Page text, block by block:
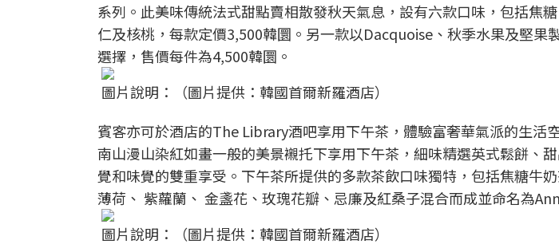
系列。此美味傳統法式甜點賣相散發秋天氣息，設有六款口味，包括焦
仁及核桃，每款定價3,500韓圜。另一款以Dacquoise、秋季水果及堅果
選擇，售價每件為4,500韓圜。
圖片說明：（圖片提供：韓國首爾新羅酒店）
賓客亦可於酒店的The Library酒吧享用下午茶，體驗富奢華氣派的生活
南山漫山染紅如畫一般的美景襯托下享用下午茶，細味精選英式鬆餅、
覺和味覺的雙重享受。下午茶所提供的多款茶飲口味獨特，包括焦糖牛
薄荷、 紫蘿蘭、 金盞花、玫瑰花瓣、忌廉及紅桑子混合而成並命名為
圖片說明：（圖片提供：韓國首爾新羅酒店）